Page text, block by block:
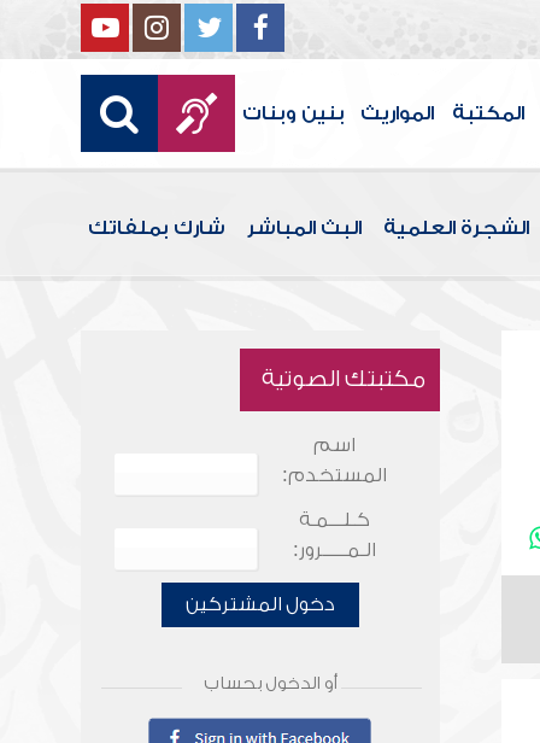
المكتبة المواريث بنين وبنات
الشجرة العلمية البث المباشر شارك بملفاتك
مكتبتك الصوتية
اسم
المستخدم:
كـلـــمـة
الـمـــــرور:
دخول المشتركين
أو الدخول بحساب